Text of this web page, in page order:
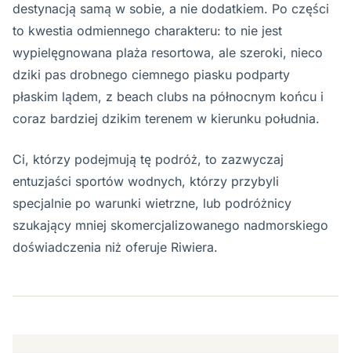
destynacją samą w sobie, a nie dodatkiem. Po części
to kwestia odmiennego charakteru: to nie jest
wypielęgnowana plaża resortowa, ale szeroki, nieco
dziki pas drobnego ciemnego piasku podparty
płaskim lądem, z beach clubs na północnym końcu i
coraz bardziej dzikim terenem w kierunku południa.
Ci, którzy podejmują tę podróż, to zazwyczaj
entuzjaści sportów wodnych, którzy przybyli
specjalnie po warunki wietrzne, lub podróżnicy
szukający mniej skomercjalizowanego nadmorskiego
doświadczenia niż oferuje Riwiera.